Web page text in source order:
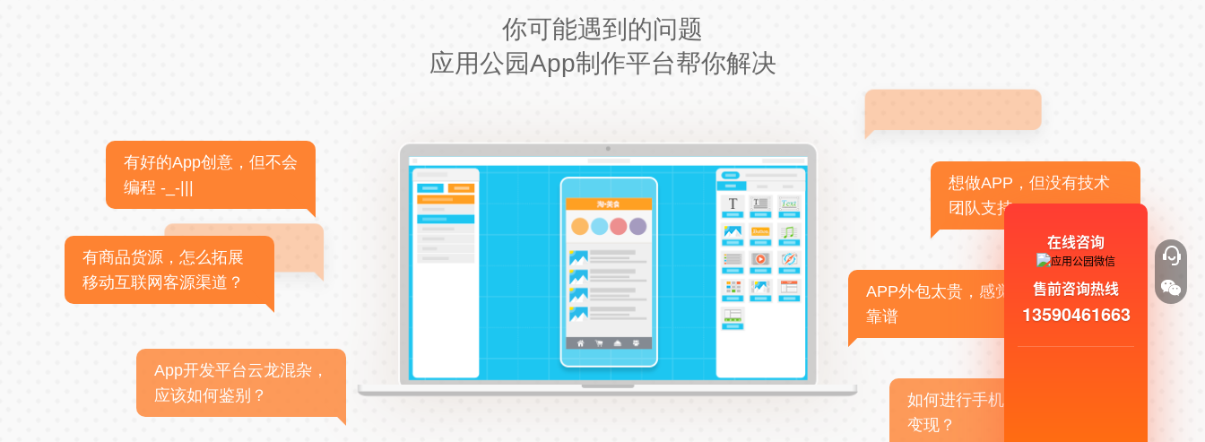
你可能遇到的问题
应用公园App制作平台帮你解决
有好的App创意，但不会
编程 -_-|||
有商品货源，怎么拓展
移动互联网客源渠道？
App开发平台云龙混杂，
应该如何鉴别？
想做APP，但没有技术
团队支持
APP外包太贵，感觉不
靠谱
如何进行手机APP商业
变现？
在线咨询
售前咨询热线
13590461663